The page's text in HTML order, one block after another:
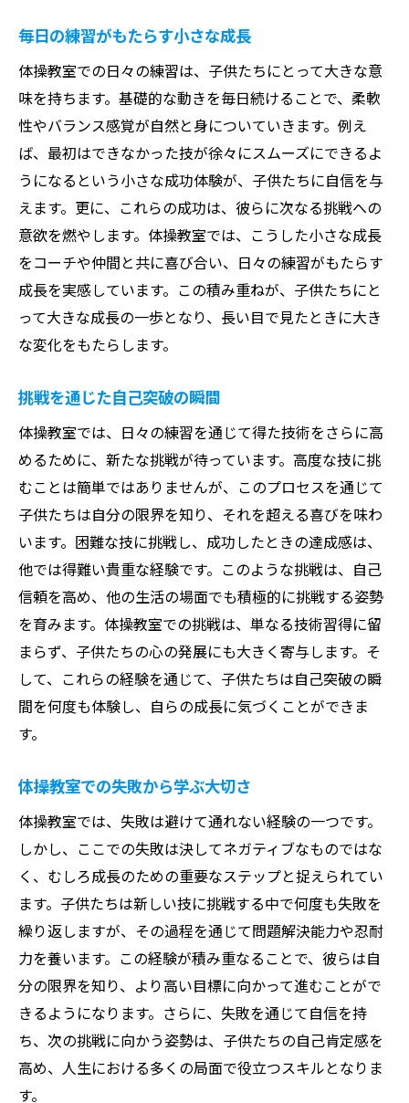
スキル向上のための効果的な練習法
成功体験が自信に繋がる理由
フィードバックを活かした成長のプロセス
自信を築くためのステップと挑戦
スキルアップのための目標設定方法
仲間との切磋琢磨がもたらす成長
体操教室で仲間と協力し目標達成に向けて成長
する子供たち
チーム活動が育む協調性と信頼関係
共に目標を追い求めることの意義
協力の楽しさと達成感を経験する
目標達成を目指すプロセスの重要性
成功を分かち合う喜びと次への挑戦
挑戦を恐れず困難を克服する体操教室の子供た
ちの姿
困難から逃げずに立ち向かう勇気
挑戦を続けることで得られる成長
失敗を糧にするメンタルの育成
応援が力になることを体感する
挑戦心を育てるための指導法
成功体験がもたらす自信と挑戦心
体操教室を通じて得る成長と挑戦の真髄を探る
成長のための挑戦をサポートする環境
教室内で育まれる挑戦する精神
成長と挑戦のバランスの大切さ
体操を通じた自分の可能性の発見
指導者が果たす役割とその影響
日々の活動報告が示す体操教室でのスキル磨き
のプロセス
活動報告から見える子供たちの進歩
スキル磨きに必要な継続と反復
報告がもたらすモチベーションの向上
毎日の練習がもたらす小さな成長
体操教室での日々の練習は、子供たちにとって大きな意
味を持ちます。基礎的な動きを毎日続けることで、柔軟
性やバランス感覚が自然と身についていきます。例え
ば、最初はできなかった技が徐々にスムーズにできるよ
うになるという小さな成功体験が、子供たちに自信を与
えます。更に、これらの成功は、彼らに次なる挑戦への
意欲を燃やします。体操教室では、こうした小さな成長
をコーチや仲間と共に喜び合い、日々の練習がもたらす
成長を実感しています。この積み重ねが、子供たちにと
って大きな成長の一歩となり、長い目で見たときに大き
な変化をもたらします。
挑戦を通じた自己突破の瞬間
体操教室では、日々の練習を通じて得た技術をさらに高
めるために、新たな挑戦が待っています。高度な技に挑
むことは簡単ではありませんが、このプロセスを通じて
子供たちは自分の限界を知り、それを超える喜びを味わ
います。困難な技に挑戦し、成功したときの達成感は、
他では得難い貴重な経験です。このような挑戦は、自己
信頼を高め、他の生活の場面でも積極的に挑戦する姿勢
を育みます。体操教室での挑戦は、単なる技術習得に留
まらず、子供たちの心の発展にも大きく寄与します。そ
して、これらの経験を通じて、子供たちは自己突破の瞬
間を何度も体験し、自らの成長に気づくことができま
す。
体操教室での失敗から学ぶ大切さ
体操教室では、失敗は避けて通れない経験の一つです。
しかし、ここでの失敗は決してネガティブなものではな
く、むしろ成長のための重要なステップと捉えられてい
ます。子供たちは新しい技に挑戦する中で何度も失敗を
繰り返しますが、その過程を通じて問題解決能力や忍耐
力を養います。この経験が積み重なることで、彼らは自
分の限界を知り、より高い目標に向かって進むことがで
きるようになります。さらに、失敗を通じて自信を持
ち、次の挑戦に向かう姿勢は、子供たちの自己肯定感を
高め、人生における多くの局面で役立つスキルとなりま
す。